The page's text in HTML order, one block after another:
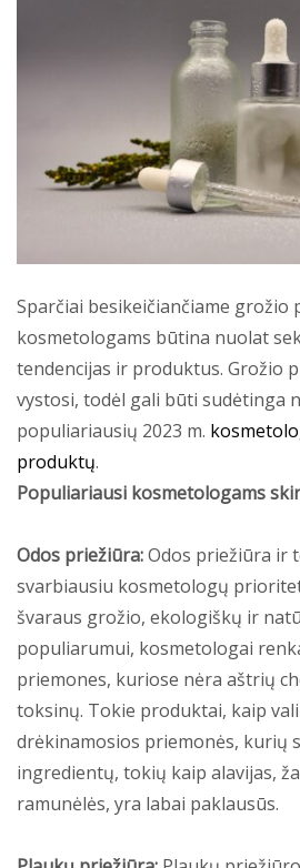
Sparčiai besikeičiančiame grožio
kosmetologams būtina nuolat
tendencijas ir produktus. Grožio
vystosi, todėl gali būti sudėtinga
populiariausių 2023 m.
produktų.
Populiariausi kosmetologams
Odos priežiūra:Odos priežiūra ir
svarbiausiu kosmetologų
švaraus grožio, ekologiškų ir
populiarumui, kosmetologai
priemones, kuriose nėra aštrių
toksinų. Tokie produktai, kaip
drėkinamosios priemonės, kurių
ingredientų, tokių kaip alavijas,
ramunėlės, yra labai paklausūs.